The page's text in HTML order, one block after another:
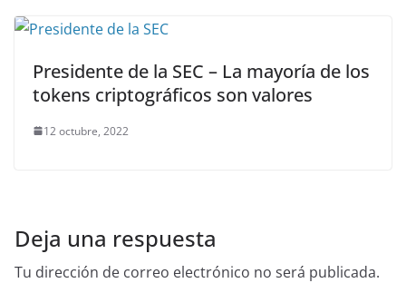
Presidente de la SEC – La mayoría de los
tokens criptográficos son valores
12 octubre, 2022
Deja una respuesta
Tu dirección de correo electrónico no será publicada.